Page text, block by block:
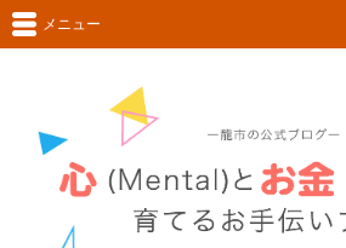
メニュー